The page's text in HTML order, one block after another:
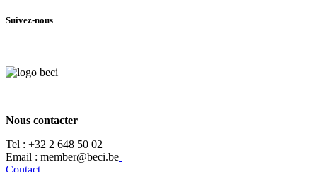
Suivez-nous
Nous contacter
Tel : +32 2 648 50 02​
​​Email : member@beci.be
Contact